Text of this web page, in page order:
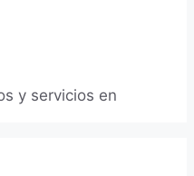
y servicios en